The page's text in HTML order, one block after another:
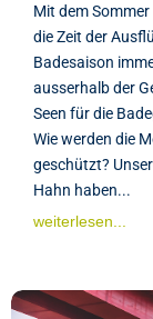
Mit dem
die Zeit der
Badesaison
ausserhalb der
Seen für die
Wie werden die
geschützt?
Hahn haben...
weiterlesen...